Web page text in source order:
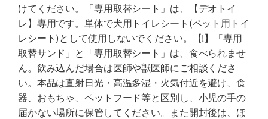
けてください。「専用取替シート」は、【デオトイ
レ】専用です。単体で犬用トイレシート(ペット用トイ
レシート)として使用しないでください。【!】「専用
取替サンド」と「専用取替シート」は、食べられませ
ん。飲み込んだ場合は医師や獣医師にご相談くださ
い。本品は直射日光・高温多湿・火気付近を避け、食
器、おもちゃ、ペットフード等と区別し、小児の手の
届かない場所に保管してください。また開封後は、ほ